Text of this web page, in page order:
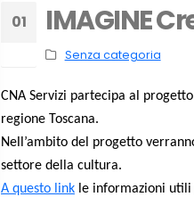
01 IMAGINE
Senza categoria
CNA Servizi partecipa al
regione Toscana.
Nell’ambito del progetto
settore della cultura.
A questo link le informazioni